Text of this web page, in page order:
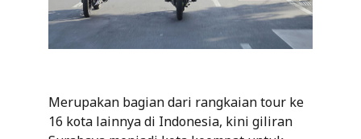
Merupakan bagian dari rangkaian tour ke
16 kota lainnya di Indonesia, kini giliran